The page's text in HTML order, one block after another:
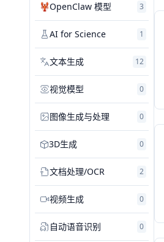
OpenClaw 模型 3
AI for Science 1
文本生成 12
视觉模型 0
图像生成与处理 0
3D生成 0
文档处理/OCR 2
视频生成 0
自动语音识别 0